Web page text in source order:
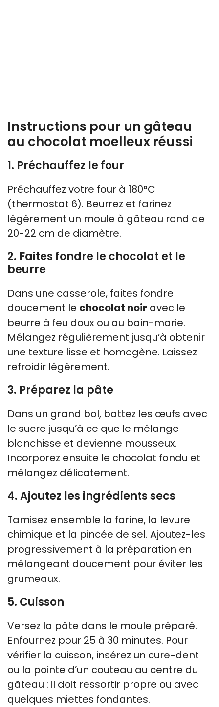
Instructions pour un gâteau
au chocolat moelleux réussi
1. Préchauffez le four
Préchauffez votre four à 180°C
(thermostat 6). Beurrez et farinez
légèrement un moule à gâteau rond de
20-22 cm de diamètre.
2. Faites fondre le chocolat et le
beurre
Dans une casserole, faites fondre
doucement le chocolat noir avec le
beurre à feu doux ou au bain-marie.
Mélangez régulièrement jusqu’à obtenir
une texture lisse et homogène. Laissez
refroidir légèrement.
3. Préparez la pâte
Dans un grand bol, battez les œufs avec
le sucre jusqu’à ce que le mélange
blanchisse et devienne mousseux.
Incorporez ensuite le chocolat fondu et
mélangez délicatement.
4. Ajoutez les ingrédients secs
Tamisez ensemble la farine, la levure
chimique et la pincée de sel. Ajoutez-les
progressivement à la préparation en
mélangeant doucement pour éviter les
grumeaux.
5. Cuisson
Versez la pâte dans le moule préparé.
Enfournez pour 25 à 30 minutes. Pour
vérifier la cuisson, insérez un cure-dent
ou la pointe d’un couteau au centre du
gâteau : il doit ressortir propre ou avec
quelques miettes fondantes.